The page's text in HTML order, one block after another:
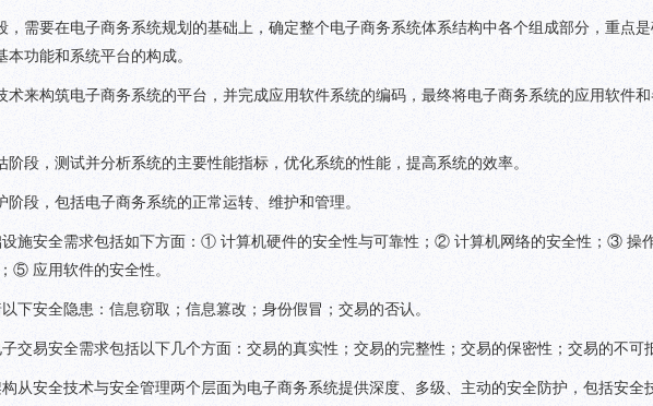
，需要在电子商务系统规划的基础上，确定整个电子商务系统体系结构中各个组成部分，重点
功能和系统平台的构成。
术来构筑电子商务系统的平台，并完成应用软件系统的编码，最终将电子商务系统的应用软件
阶段，测试并分析系统的主要性能指标，优化系统的性能，提高系统的效率。
段，包括电子商务系统的正常运转、维护和管理。
施安全需求包括如下方面：① 计算机硬件的安全性与可靠性；② 计算机网络的安全性；③ 操
⑤ 应用软件的安全性。
下安全隐患：信息窃取；信息篡改；身份假冒；交易的否认。
交易安全需求包括以下几个方面：交易的真实性；交易的完整性；交易的保密性；交易的不可
从安全技术与安全管理两个层面为电子商务系统提供深度、多级、主动的安全防护，包括安全